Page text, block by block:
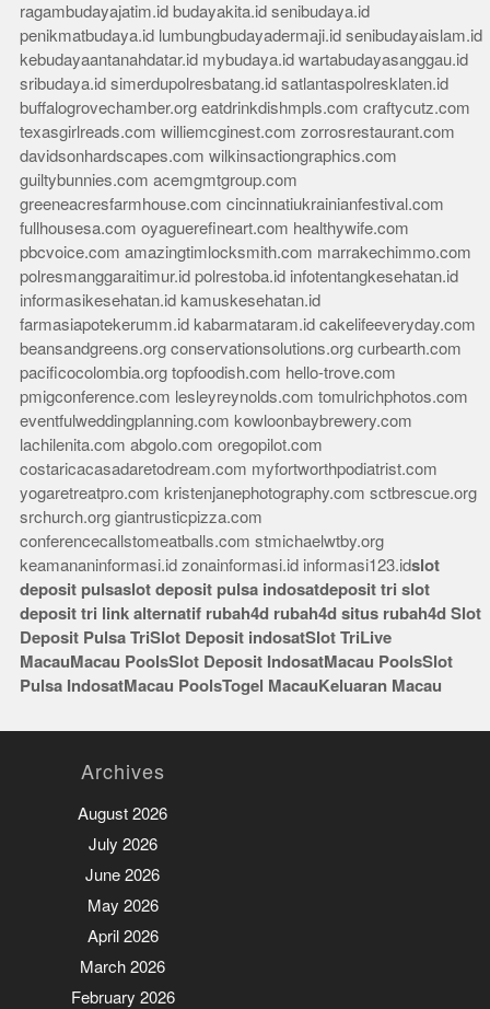
ragambudayajatim.id budayakita.id senibudaya.id
penikmatbudaya.id lumbungbudayadermaji.id senibudayaislam.id
kebudayaantanahdatar.id mybudaya.id wartabudayasanggau.id
sribudaya.id simerdupolresbatang.id satlantaspolresklaten.id
buffalogrovechamber.org eatdrinkdishmpls.com craftycutz.com
texasgirlreads.com williemcginest.com zorrosrestaurant.com
davidsonhardscapes.com wilkinsactiongraphics.com
guiltybunnies.com acemgmtgroup.com
greeneacresfarmhouse.com cincinnatiukrainianfestival.com
fullhousesa.com oyaguerefineart.com healthywife.com
pbcvoice.com amazingtimlocksmith.com marrakechimmo.com
polresmanggaraitimur.id polrestoba.id infotentangkesehatan.id
informasikesehatan.id kamuskesehatan.id
farmasiapotekerumm.id kabarmataram.id cakelifeeveryday.com
beansandgreens.org conservationsolutions.org curbearth.com
pacificocolombia.org topfoodish.com hello-trove.com
pmigconference.com lesleyreynolds.com tomulrichphotos.com
eventfulweddingplanning.com kowloonbaybrewery.com
lachilenita.com abgolo.com oregopilot.com
costaricacasadaretodream.com myfortworthpodiatrist.com
yogaretreatpro.com kristenjanephotography.com sctbrescue.org
srchurch.org giantrusticpizza.com
conferencecallstomeatballs.com stmichaelwtby.org
keamananinformasi.id zonainformasi.id informasi123.idslot
deposit pulsaslot deposit pulsa indosatdeposit tri slot
deposit tri link alternatif rubah4d rubah4d situs rubah4d Slot
Deposit Pulsa TriSlot Deposit indosatSlot TriLive
MacauMacau PoolsSlot Deposit IndosatMacau PoolsSlot
Pulsa IndosatMacau PoolsTogel MacauKeluaran Macau
Archives
August 2026
July 2026
June 2026
May 2026
April 2026
March 2026
February 2026